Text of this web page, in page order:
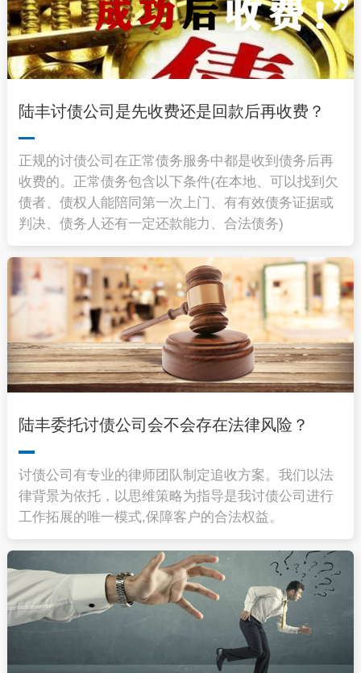
陆丰讨债公司是先收费还是回款后再收费？
正规的讨债公司在正常债务服务中都是收到债务后再
收费的。正常债务包含以下条件(在本地、可以找到欠
债者、债权人能陪同第一次上门、有有效债务证据或
判决、债务人还有一定还款能力、合法债务)
陆丰委托讨债公司会不会存在法律风险？
讨债公司有专业的律师团队制定追收方案。我们以法
律背景为依托，以思维策略为指导是我讨债公司进行
工作拓展的唯一模式,保障客户的合法权益。